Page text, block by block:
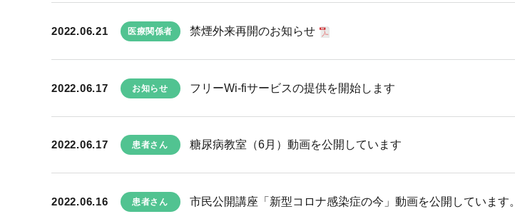
2022.06.21 医療関係者 禁煙外来再開のお知らせ
2022.06.17 お知らせ フリーWi-fiサービスの提供を開始します
2022.06.17 患者さん 糖尿病教室（6月）動画を公開しています
2022.06.16 患者さん 市民公開講座「新型コロナ感染症の今」動画を公開しています。